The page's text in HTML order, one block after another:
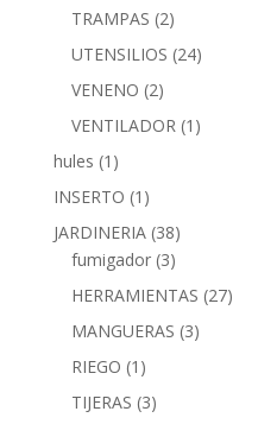
TRAMPAS (2)
UTENSILIOS (24)
VENENO (2)
VENTILADOR (1)
hules (1)
INSERTO (1)
JARDINERIA (38)
fumigador (3)
HERRAMIENTAS (27)
MANGUERAS (3)
RIEGO (1)
TIJERAS (3)